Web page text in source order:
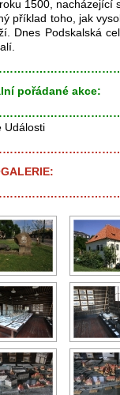
1500, nacházející
příklad toho, jak
Dnes Podskalská
pořádané akce:
Události